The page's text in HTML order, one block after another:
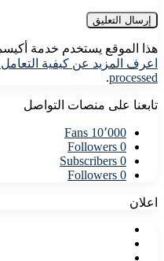
هذا الموقع يستخدم خدمة
اعرف المزيد عن كيفية
processed
.
تابعنا على منصات التواصل
10٬000 Fans
0
Followers
0
Subscribers
0
Followers
اعلان